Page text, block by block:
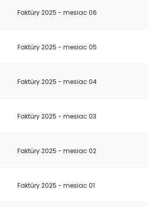
Faktúry 2025 - mesiac 06
Faktúry 2025 - mesiac 05
Faktúry 2025 - mesiac 04
Faktúry 2025 - mesiac 03
Faktúry 2025 - mesiac 02
Faktúry 2025 - mesiac 01